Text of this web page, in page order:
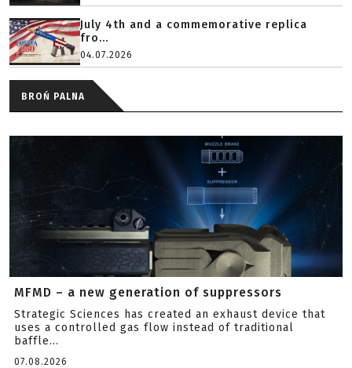
July 4th and a commemorative replica
fro...
04.07.2026
BROŃ PALNA
MFMD – a new generation of suppressors
Strategic Sciences has created an exhaust device that
uses a controlled gas flow instead of traditional
baffle...
07.08.2026